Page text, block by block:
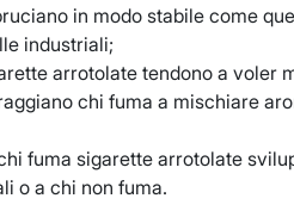
in modo stabile come
industriali;
arrotolate tendono a
chi fuma a mischiare
fuma sigarette arrotolate
o a chi non fuma.